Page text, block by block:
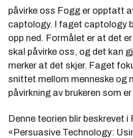
påvirke oss Fogg er opptatt
captology. I faget captology
opp ned. Formålet er at det
skal påvirke oss, og det kan
merker at det skjer. Faget
snittet mellom menneske og
påvirkning av brukeren som
Denne teorien blir beskrevet i
«Persuasive Technology: